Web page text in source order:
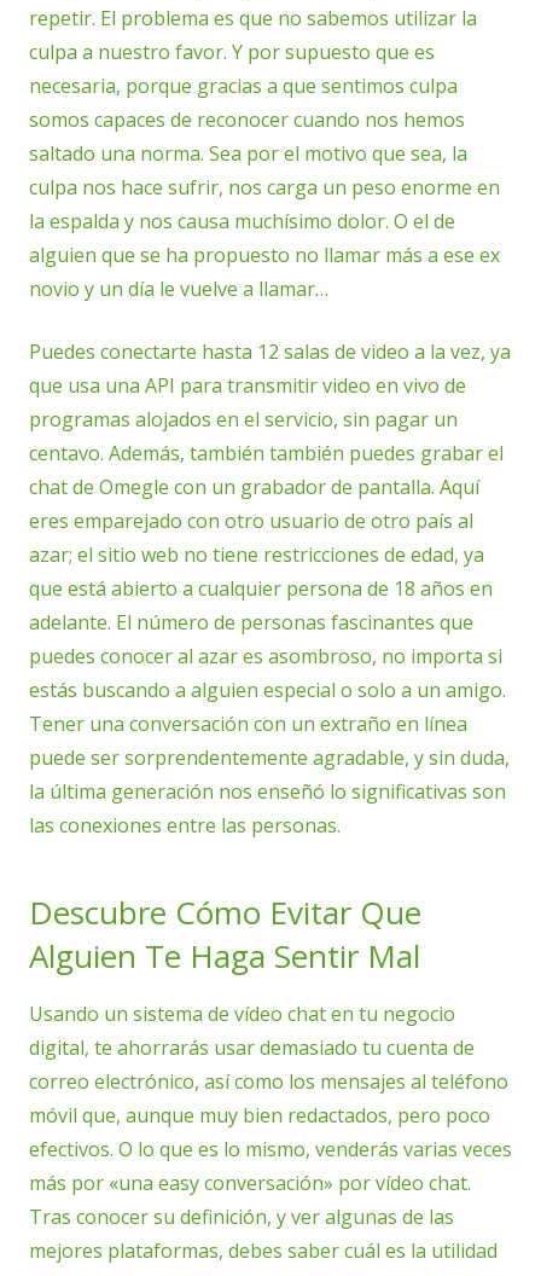
repetir. El problema es que no sabemos utilizar la
culpa a nuestro favor. Y por supuesto que es
necesaria, porque gracias a que sentimos culpa
somos capaces de reconocer cuando nos hemos
saltado una norma. Sea por el motivo que sea, la
culpa nos hace sufrir, nos carga un peso enorme en
la espalda y nos causa muchísimo dolor. O el de
alguien que se ha propuesto no llamar más a ese ex
novio y un día le vuelve a llamar…
Puedes conectarte hasta 12 salas de video a la vez, ya
que usa una API para transmitir video en vivo de
programas alojados en el servicio, sin pagar un
centavo. Además, también también puedes grabar el
chat de Omegle con un grabador de pantalla. Aquí
eres emparejado con otro usuario de otro país al
azar; el sitio web no tiene restricciones de edad, ya
que está abierto a cualquier persona de 18 años en
adelante. El número de personas fascinantes que
puedes conocer al azar es asombroso, no importa si
estás buscando a alguien especial o solo a un amigo.
Tener una conversación con un extraño en línea
puede ser sorprendentemente agradable, y sin duda,
la última generación nos enseñó lo significativas son
las conexiones entre las personas.
Descubre Cómo Evitar Que
Alguien Te Haga Sentir Mal
Usando un sistema de vídeo chat en tu negocio
digital, te ahorrarás usar demasiado tu cuenta de
correo electrónico, así como los mensajes al teléfono
móvil que, aunque muy bien redactados, pero poco
efectivos. O lo que es lo mismo, venderás varias veces
más por «una easy conversación» por vídeo chat.
Tras conocer su definición, y ver algunas de las
mejores plataformas, debes saber cuál es la utilidad